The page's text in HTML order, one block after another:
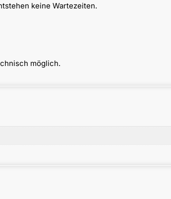
keine Wartezeiten.
möglich.